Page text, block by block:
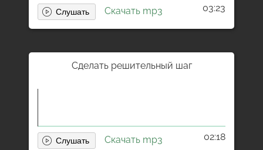
Скачать mp3 03:23
Сделать решительный шаг
Скачать mp3 02:18